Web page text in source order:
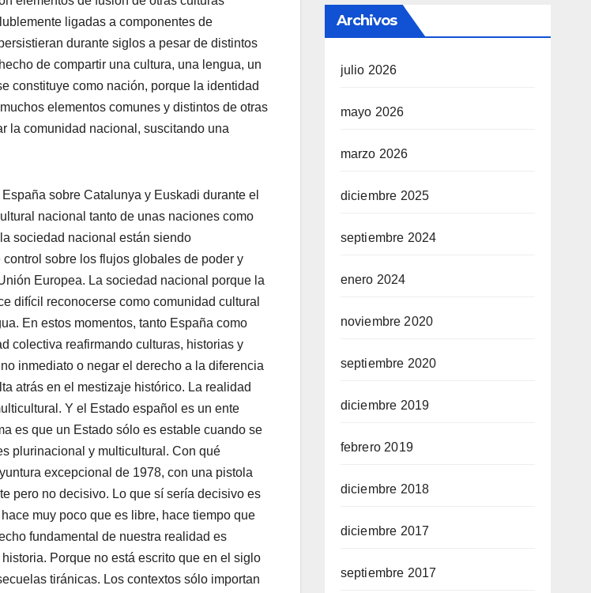
ligadas a componentes de
durante siglos a pesar de distintos
de compartir una cultura, una lengua, un
constituye como nación, porque la identidad
elementos comunes y distintos de otras
la comunidad nacional, suscitando una
sobre Catalunya y Euskadi durante el
nacional tanto de unas naciones como
sociedad nacional están siendo
sobre los flujos globales de poder y
Europea. La sociedad nacional porque la
difí­cil reconocerse como comunidad cultural
En estos momentos, tanto España como
colectiva reafirmando culturas, historias y
inmediato o negar el derecho a la diferencia
atrás en el mestizaje histórico. La realidad
Y el Estado español es un ente
es que un Estado sólo es estable cuando se
plurinacional y multicultural. Con qué
excepcional de 1978, con una pistola
pero no decisivo. Lo que sí­ serí­a decisivo es
muy poco que es libre, hace tiempo que
fundamental de nuestra realidad es
Porque no está escrito que en el siglo
tiránicas. Los contextos sólo importan
Archivos
julio 2026
mayo 2026
marzo 2026
diciembre 2025
septiembre 2024
enero 2024
noviembre 2020
septiembre 2020
diciembre 2019
febrero 2019
diciembre 2018
diciembre 2017
septiembre 2017